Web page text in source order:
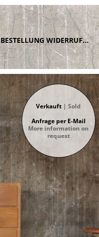
BESTELLUNG WIDERRUFEN
Verkauft | Sold
Anfrage per E-Mail
More information on
request